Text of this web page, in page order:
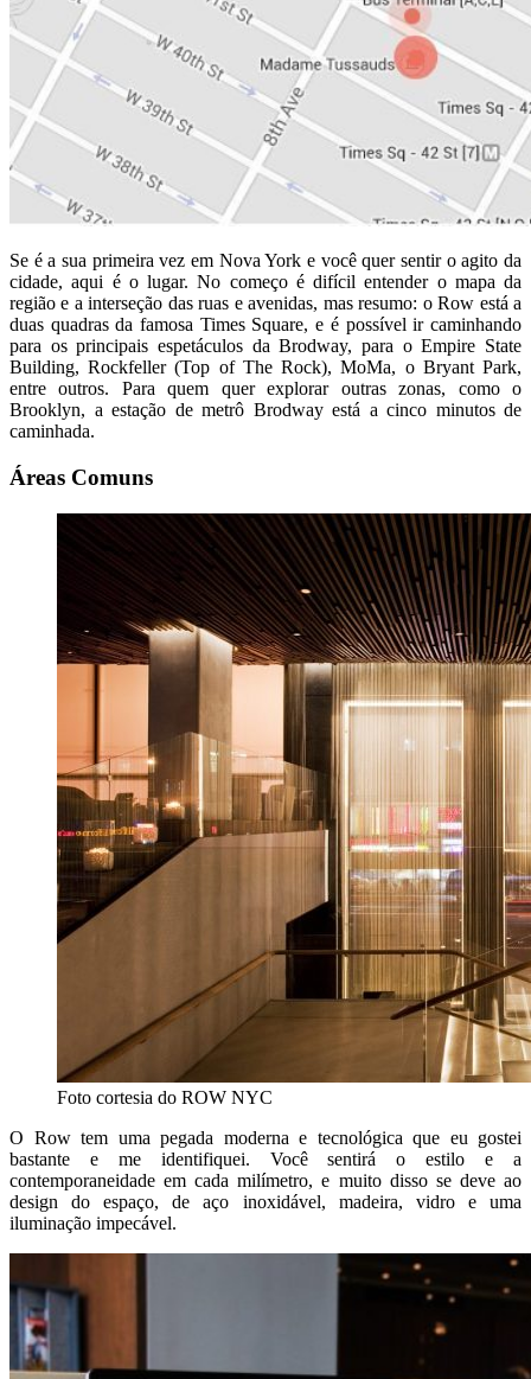
Se é a sua primeira vez em Nova York e você quer sentir o agito da
cidade, aqui é o lugar. No começo é difícil entender o mapa da
região e a interseção das ruas e avenidas, mas resumo: o Row está a
duas quadras da famosa Times Square, e é possível ir caminhando
para os principais espetáculos da Brodway, para o Empire State
Building, Rockfeller (Top of The Rock), MoMa, o Bryant Park,
entre outros. Para quem quer explorar outras zonas, como o
Brooklyn, a estação de metrô Brodway está a cinco minutos de
caminhada.
Áreas Comuns
Foto cortesia do ROW NYC
O Row tem uma pegada moderna e tecnológica que eu gostei
bastante e me identifiquei. Você sentirá o estilo e a
contemporaneidade em cada milímetro, e muito disso se deve ao
design do espaço, de aço inoxidável, madeira, vidro e uma
iluminação impecável.